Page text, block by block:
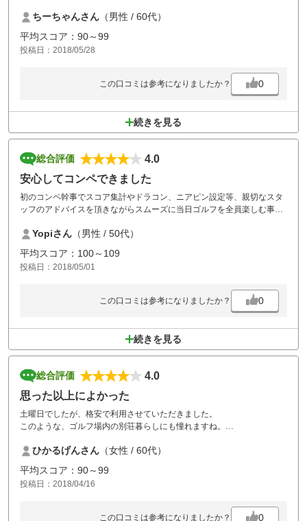
ちーちゃんさん （男性 / 60代）
平均スコア：90～99
投稿日：2018/05/28
この口コミは参考になりましたか？ 0
続きを見る
総合評価
4.0
安心してコンペできました
初のコンペ幹事でスコア集計やドラコン、ニアピン設定等、親切なスタ
ッフのアドバイスを頂きながらスムーズに当日ゴルフを全員楽しむ事が
初心者から上級者迄いましたが比較的OBもでにくく、グリーンも素直で
ボールの御土産付プラン、大満足のゴルフ場でした
Yopiさん （男性 / 50代）
平均スコア：100～109
投稿日：2018/05/01
この口コミは参考になりましたか？ 0
続きを見る
総合評価
4.0
思った以上によかった
土曜日でしたが、格安で利用させていただきました。
このような、ゴルフ場内の別荘暮らしにも憧れますね。
ひかるげんさん （女性 / 60代）
平均スコア：90～99
投稿日：2018/04/16
この口コミは参考になりましたか？ 0